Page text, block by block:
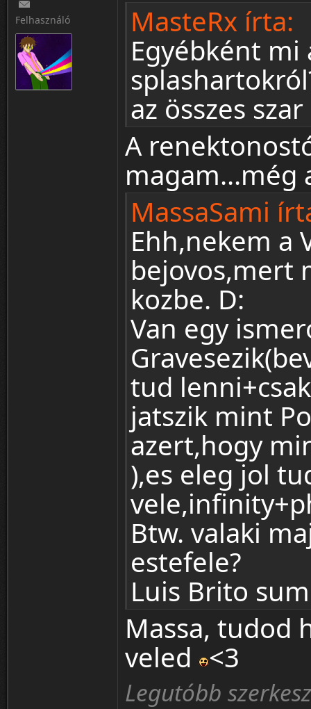
Felhasználó
MasteRx írta:
Egyébként mi
az összes
A
magam...még
MassaSami
Ehh,nekem a
bejovos,mert
kozbe. D:
Van egy
tud
jatszik mint
azert,hogy
),es eleg jol
Btw. valaki
estefele?
Luis Brito
Massa, tudod
veled <3
Legutóbb